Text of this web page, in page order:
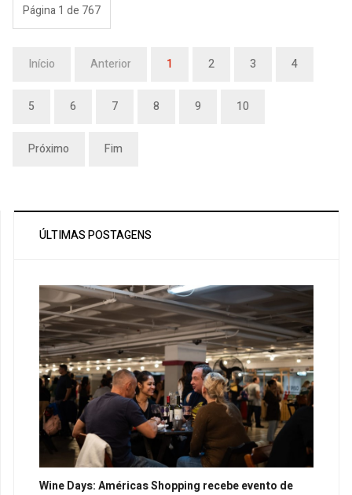
Página 1 de 767
Início Anterior 1 2 3 4
5 6 7 8 9 10
Próximo Fim
ÚLTIMAS POSTAGENS
Wine Days: Américas Shopping recebe evento de